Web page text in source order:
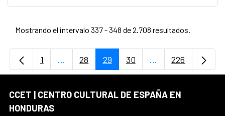
Mostrando el intervalo 337 - 348 de 2.708 resultados.
Página
1 ...Páginas intermedias Use TAB para
Página
28 Página
29 Página
30 ...PáginasPágina
226
CCET | CENTRO CULTURAL DE ESPAÑA EN
HONDURAS